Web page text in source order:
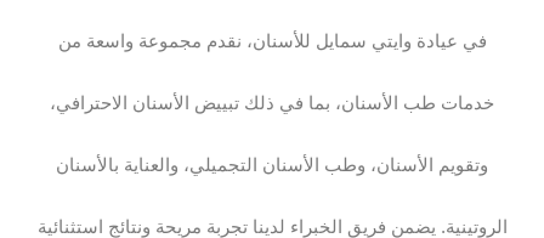
في عيادة وايتي سمايل للأسنان، نقدم مجموعة واسعة من
خدمات طب الأسنان، بما في ذلك تبييض الأسنان الاحترافي،
وتقويم الأسنان، وطب الأسنان التجميلي، والعناية بالأسنان
الروتينية. يضمن فريق الخبراء لدينا تجربة مريحة ونتائج استثنائية